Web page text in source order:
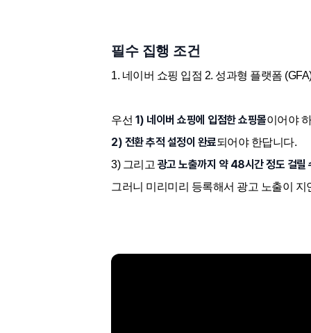
필수 집행 조건
1. 네이버 쇼핑 입점 2. 성과형 플랫폼
우선 1) 네이버 쇼핑에 입점한 쇼핑몰이어야
2) 전환 추적 설정이 완료되어야 한답니다.
3) 그리고 광고 노출까지 약 48시간 정도 걸릴
그러니 미리미리 등록해서 광고 노출이